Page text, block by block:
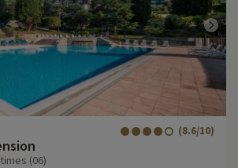
(8.6/10)
(06)